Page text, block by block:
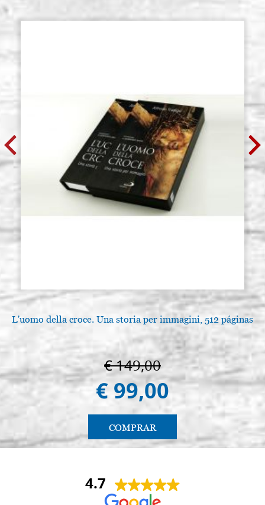
€ 6,40 ACQUISTA
Cepillo Stradivarius redondo de
punta fina serie 8344 n.1 Raphael
Existencias: 11 - COD.
€ 7,20 ACQUISTA
Cepillo Stradivarius redondo de
punta fina serie 8344 n.2 Raphael
Existencias: 11 - COD.
€ 7,20
Cepillo Stradivarius redondo de
punta fina serie 8344 n.3 Raphael
Existencias: 8 - COD.
Cepillo Stradivarius redondo de
punta fina serie 8344 n.4 Raphael
Existencias: 9 - COD.
P0198RA4
ACQUISTA
Cepillo Stradivarius redondo de
punta fina serie 8344 n.6 Raphael
Existencias: 5 - COD.
P0198RA6
€ 11,60 ACQUISTA
Cepillo Stradivarius redondo de
punta fina serie 8344 n.8 Raphael
Existencias: 6 - COD.
P0198RA8
€ 18,80 ACQUISTA
Cepillo Stradivarius redondo de
punta fina serie 8344 n.10
Existencias: 5 - COD.
L'uomo della croce. Una storia per immagini, 512 páginas
€ 149,00
€ 99,00
COMPRAR
4.7